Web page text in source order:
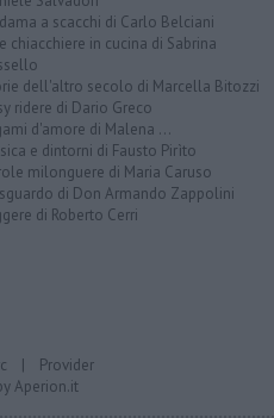
a scacchi di Carlo Belciani
chiacchiere in cucina di Sabrina
dell'altro secolo di Marcella Bitozzi
ridere di Dario Greco
d'amore di Malena ...
e dintorni di Fausto Pirìto
milonguere di Maria Caruso
di Don Armando Zappolini
di Roberto Cerri
| Provider
Aperion.it